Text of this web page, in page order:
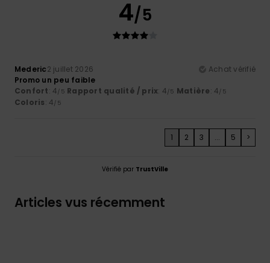
4/5
Mederic2 juillet 2026
Achat vérifié
Promo un peu faible
Confort: 4/5 Rapport qualité / prix: 4/5 Matière: 4/5
Coloris: 4/5
1 2 3 ... 5 >
Vérifié par TrustVille
Articles vus récemment